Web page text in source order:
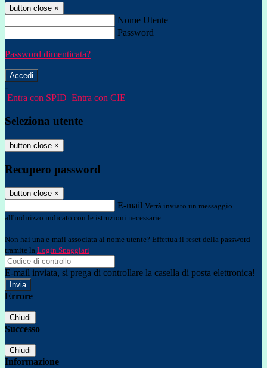
button close ×
Nome Utente
Password
Password dimenticata?
-
Entra con SPID Entra con CIE
Seleziona utente
button close ×
Recupero password
button close ×
E-mail Verrà inviato un messaggio
all'indirizzo indicato con le istruzioni necessarie.
Non hai una e-mail associata al nome utente? Effettua il reset della password
tramite la Login Spaggiari
E-mail inviata, si prega di controllare la casella di posta elettronica!
Errore
Chiudi
Successo
Chiudi
Informazione